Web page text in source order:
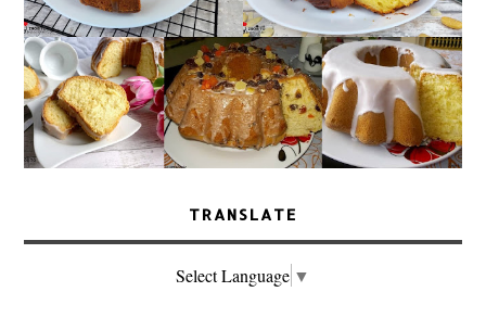
TRANSLATE
Select Language ▼